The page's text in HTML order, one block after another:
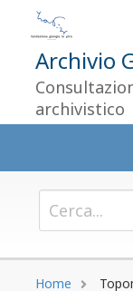
Archivio
archivistico
Home